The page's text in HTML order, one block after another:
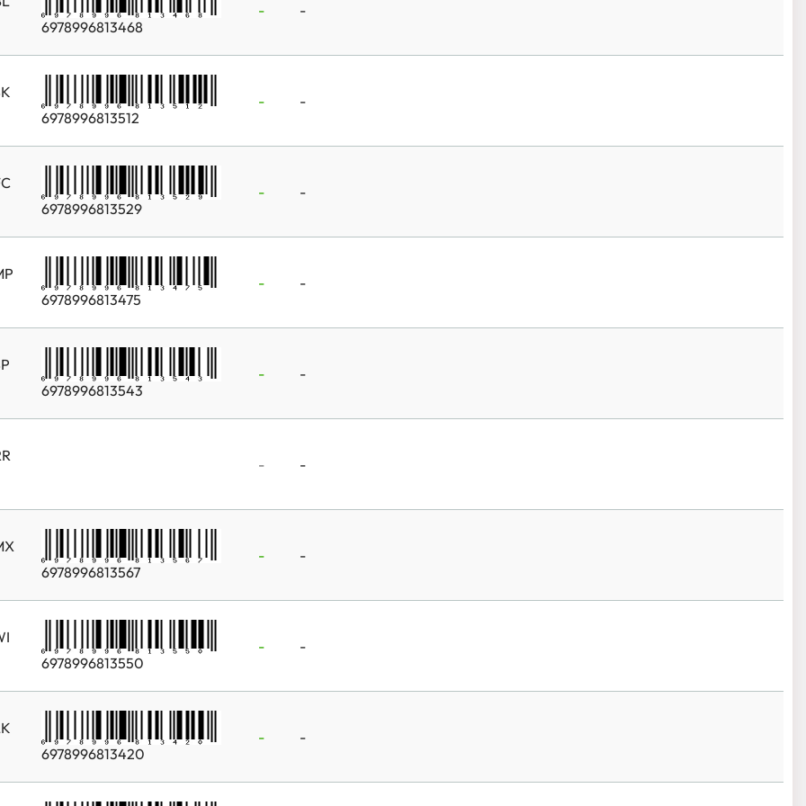
6978996813468
- -
6978996813512
- -
6978996813529
- -
6978996813475
- -
6978996813543
- -
- -
6978996813567
- -
6978996813550
- -
6978996813420
- -